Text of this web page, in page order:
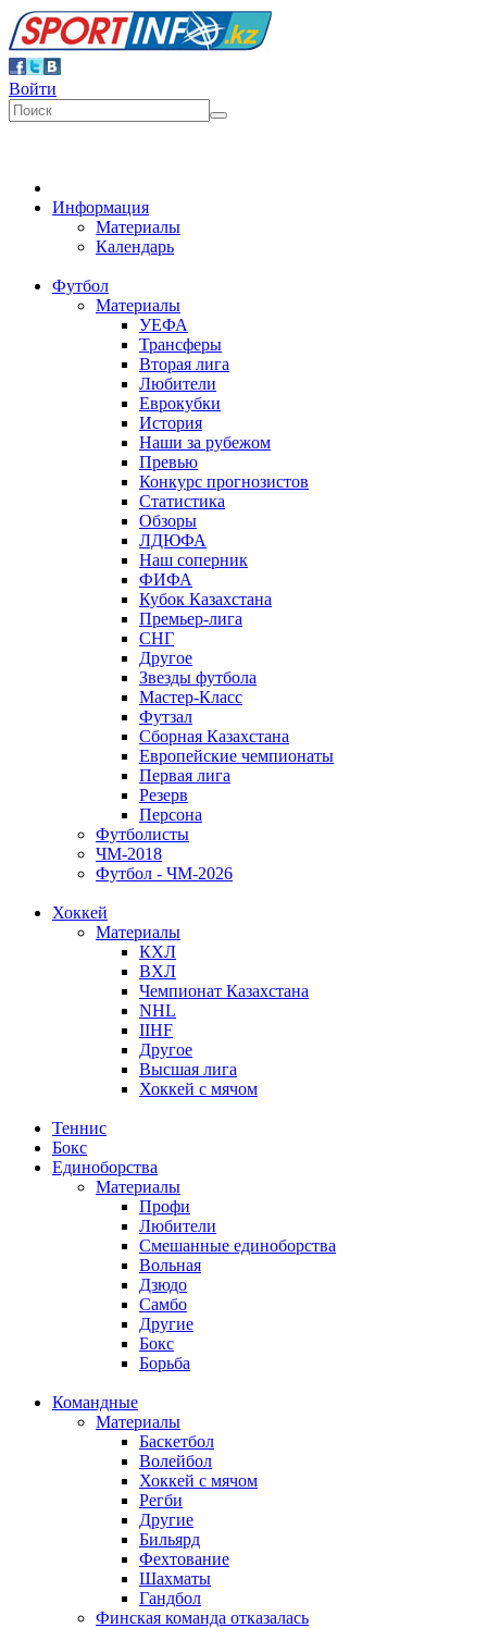
Войти
Информация
Материалы
Календарь
Футбол
Материалы
УЕФА
Трансферы
Вторая лига
Любители
Еврокубки
История
Наши за рубежом
Превью
Конкурс прогнозистов
Статистика
Обзоры
ЛДЮФА
Наш соперник
ФИФА
Кубок Казахстана
Премьер-лига
СНГ
Другое
Звезды футбола
Мастер-Класс
Футзал
Сборная Казахстана
Европейские чемпионаты
Первая лига
Резерв
Персона
Футболисты
ЧМ-2018
Футбол - ЧМ-2026
Хоккей
Материалы
КХЛ
ВХЛ
Чемпионат Казахстана
NHL
IIHF
Другое
Высшая лига
Хоккей с мячом
Теннис
Бокс
Единоборства
Материалы
Профи
Любители
Смешанные единоборства
Вольная
Дзюдо
Самбо
Другие
Бокс
Борьба
Командные
Материалы
Баскетбол
Волейбол
Хоккей с мячом
Регби
Другие
Бильярд
Фехтование
Шахматы
Гандбол
Финская команда отказалась